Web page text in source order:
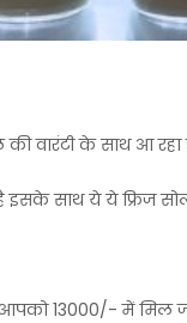
की वारंटी के साथ आ रहा
है इसके साथ ये ये फ्रिज
13000/- में मिल